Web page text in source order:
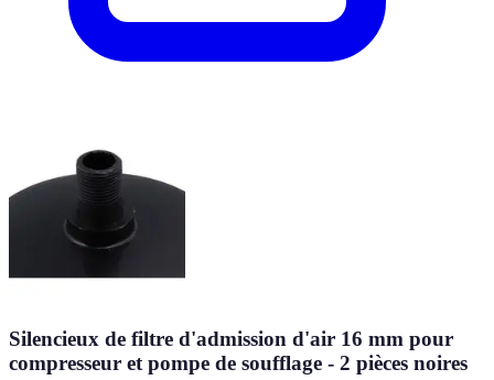
Silencieux de filtre d'admission d'air 16 mm pour
compresseur et pompe de soufflage - 2 pièces noires